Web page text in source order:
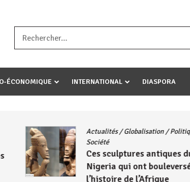
ataco umariye umuryango wawe canke igihugu
ÉCONOMIQUE INTERNATIONAL DIASPORA
Actualités/Globalisation/
Société
Ces sculptures antiques
Nigeria qui ont
l’histoire de l’Afrique